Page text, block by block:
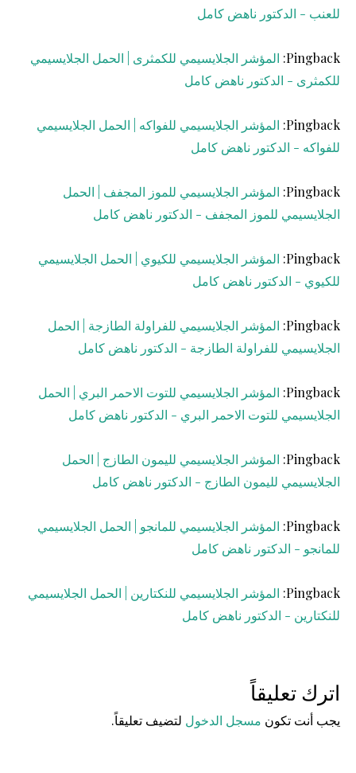
للعنب - الدكتور ناهض كامل
Pingback: المؤشر الجلايسيمي للكمثرى | الحمل الجلايسيمي
للكمثرى - الدكتور ناهض كامل
Pingback: المؤشر الجلايسيمي للفواكه | الحمل الجلايسيمي
للفواكه - الدكتور ناهض كامل
Pingback: المؤشر الجلايسيمي للموز المجفف | الحمل
الجلايسيمي للموز المجفف - الدكتور ناهض كامل
Pingback: المؤشر الجلايسيمي للكيوي | الحمل الجلايسيمي
للكيوي - الدكتور ناهض كامل
Pingback: المؤشر الجلايسيمي للفراولة الطازجة | الحمل
الجلايسيمي للفراولة الطازجة - الدكتور ناهض كامل
Pingback: المؤشر الجلايسيمي للتوت الاحمر البري | الحمل
الجلايسيمي للتوت الاحمر البري - الدكتور ناهض كامل
Pingback: المؤشر الجلايسيمي لليمون الطازج | الحمل
الجلايسيمي لليمون الطازج - الدكتور ناهض كامل
Pingback: المؤشر الجلايسيمي للمانجو | الحمل الجلايسيمي
للمانجو - الدكتور ناهض كامل
Pingback: المؤشر الجلايسيمي للنكتارين | الحمل الجلايسيمي
للنكتارين - الدكتور ناهض كامل
اترك تعليقاً
يجب أنت تكون مسجل الدخول لتضيف تعليقاً.